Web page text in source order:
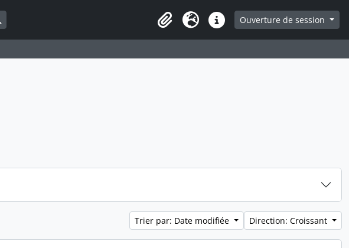
Presse-papier
LangueLiens rapidesOuverture de session
Trier par: Date modifiée Direction: Croissant